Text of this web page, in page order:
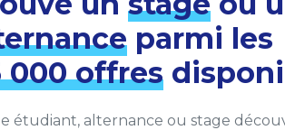
parmi les
000 offres
étudiant, alternance ou stage